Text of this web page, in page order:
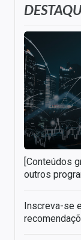
[Conteúdos
outros
Inscreva-se